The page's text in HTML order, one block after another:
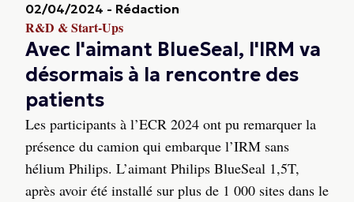
02/04/2024 - Rédaction
R&D & Start-Ups
Avec l'aimant BlueSeal, l'IRM va
désormais à la rencontre des
patients
Les participants à l’ECR 2024 ont pu remarquer la
présence du camion qui embarque l’IRM sans
hélium Philips. L’aimant Philips BlueSeal 1,5T,
après avoir été installé sur plus de 1 000 sites dans le